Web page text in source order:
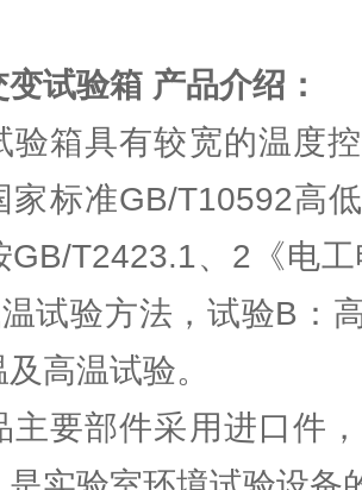
变试验箱 产品介绍：
验箱具有较宽的温度
家标准GB/T10592高
GB/T2423.1、2《电
试验方法，试验B：
高温试验。
主要部件采用进口件